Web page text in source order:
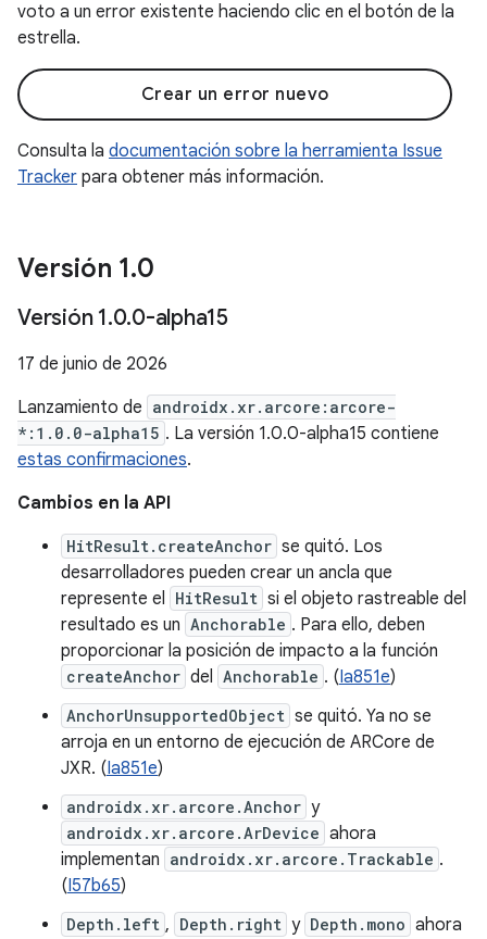
voto a un error existente haciendo clic en el botón de la
estrella.
Crear un error nuevo
Consulta la documentación sobre la herramienta Issue
Tracker para obtener más información.
Versión 1.0
Versión 1.0.0-alpha15
17 de junio de 2026
Lanzamiento de androidx.xr.arcore:arcore-
*:1.0.0-alpha15 . La versión 1.0.0-alpha15 contiene
estas confirmaciones.
Cambios en la API
HitResult.createAnchor se quitó. Los
desarrolladores pueden crear un ancla que
represente el HitResult si el objeto rastreable del
resultado es un Anchorable . Para ello, deben
proporcionar la posición de impacto a la función
createAnchor del Anchorable . (Ia851e)
AnchorUnsupportedObject se quitó. Ya no se
arroja en un entorno de ejecución de ARCore de
JXR. (Ia851e)
androidx.xr.arcore.Anchor y
androidx.xr.arcore.ArDevice ahora
implementan androidx.xr.arcore.Trackable .
(I57b65)
Depth.left , Depth.right y Depth.mono ahora